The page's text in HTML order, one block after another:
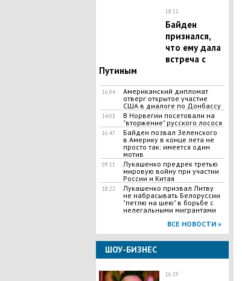
18:11
Байден
признался,
что ему дала
встреча с
Путиным
16:04
Американский дипломат
отверг открытое участие
США в диалоге по Донбассу
14:03
В Норвегии посетовали на
"вторжение" русского лосося
16:47
Байден позвал Зеленского
в Америку в конце лета не
просто так: имеется один
мотив
09:11
Лукашенко предрек третью
мировую войну при участии
России и Китая
18:22
Лукашенко призвал Литву
не набрасывать Белоруссии
"петлю на шею" в борьбе с
нелегальными мигрантами
ВСЕ НОВОСТИ »
ШОУ-БИЗНЕС
16:19